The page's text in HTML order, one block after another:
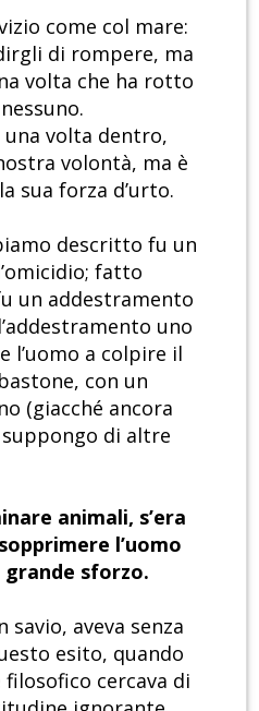
come col mare:
di rompere, ma
volta che ha rotto
una volta dentro,
volontà, ma è
sua forza d’urto.
descritto fu un
fatto
un addestramento
uno
l’uomo a colpire il
con un
(giacché ancora
di altre
animali, s’era
l’uomo
grande sforzo.
savio, aveva senza
esito, quando
cercava di